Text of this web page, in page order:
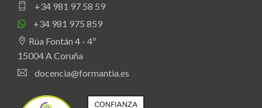
+34 981 97 58 59
+34 981 975 859
Rúa Fontán 4 - 4º
15004 A Coruña
docencia@formantia.es